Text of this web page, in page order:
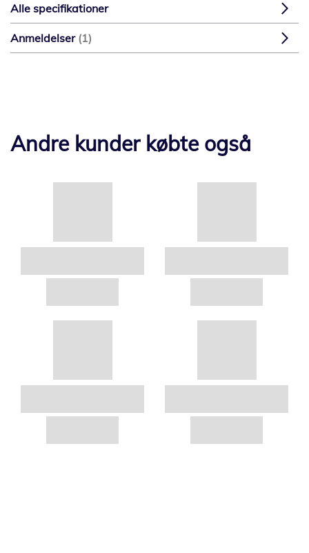
Alle specifikationer
Anmeldelser 1
Andre kunder købte også